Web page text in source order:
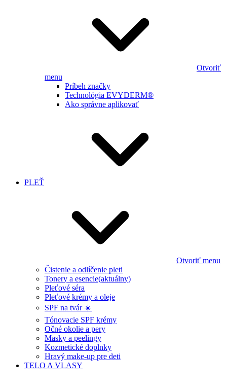
Otvoriť
menu
Príbeh značky
Technológia EVYDERM®
Ako správne aplikovať
PLEŤ
Otvoriť menu
Čistenie a odlíčenie pleti
Tonery a esencie(aktuálny)
Pleťové séra
Pleťové krémy a oleje
SPF na tvár ☀️
Tónovacie SPF krémy
Očné okolie a pery
Masky a peelingy
Kozmetické doplnky
Hravý make-up pre deti
TELO A VLASY